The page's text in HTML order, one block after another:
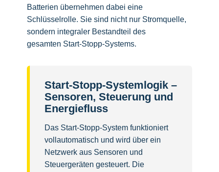
Batterien übernehmen dabei eine
Schlüsselrolle. Sie sind nicht nur Stromquelle,
sondern integraler Bestandteil des
gesamten Start-Stopp-Systems.
Start-Stopp-Systemlogik –
Sensoren, Steuerung und
Energiefluss
Das Start-Stopp-System funktioniert
vollautomatisch und wird über ein
Netzwerk aus Sensoren und
Steuergeräten gesteuert. Die